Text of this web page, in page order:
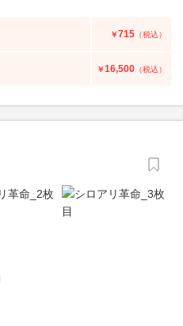
￥715 （税込）
￥16,500 （税込）